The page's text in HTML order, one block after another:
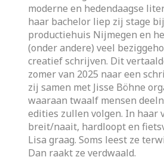
moderne en hedendaagse
haar bachelor liep zij stage
productiehuis Nijmegen en
(onder andere) veel
creatief schrijven. Dit
zomer van 2025 naar een
zij samen met Jisse Böhne
waaraan twaalf mensen
edities zullen volgen. In haar
breit/naait, hardloopt en
Lisa graag. Soms leest ze
Dan raakt ze verdwaald.